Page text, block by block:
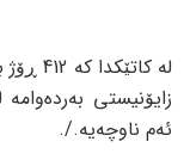
لە
زایۆنیستی
ئەم ناوچەیە./.